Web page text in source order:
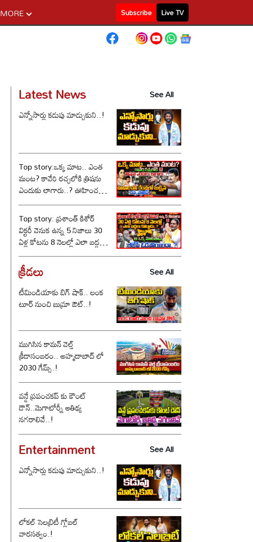
MORE Subscribe
Live TV
Latest News
See All
ఎన్నోసార్లు కడుపు మాడ్చుకుని..!
Top story:ఒక్క మాట.. ఎంత
మంట? కావేరి రచ్చలోకి త్రిషను
ఎందుకు లాగారు..? ఊహించని
రేంజ్ లో బుక్కైన చిన్న స్టాలిన్..!
Top story: ప్రశాంత్ కిశోర్
విక్టరీ వెనుక ఉన్న 5 నిజాలు 30
ఏళ్ల కోటను 8 నెలల్లో ఎలా బద్దలు
కొట్టాడు..? ఆ ఒక్క మాటతోనే
బీజేపీ ఓడిపోయిందా..?
క్రీడలు
See All
టీమిండియాకు బిగ్ షాక్.. లంక
టూర్ నుంచి బుమ్రా ఔట్..!
ముగిసిన కామన్ వెల్త్
క్రీడాసంబరం.. అహ్మదాబాద్ లో
2030 గేమ్స్.!
వన్డే ప్రపంచకప్ కు కౌంట్
డౌన్..మెగాటోర్నీ ఆతిథ్య
నగరాలివే..!
Entertainment
See All
ఎన్నోసార్లు కడుపు మాడ్చుకుని..!
లోకల్ సెలబ్రిటీ గ్లోబల్
వారసత్వం.!